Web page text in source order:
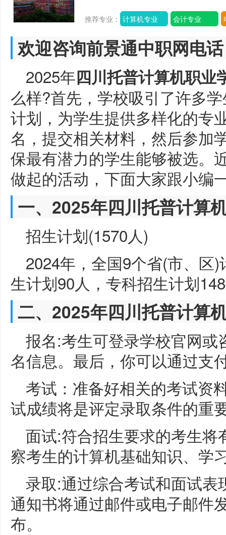
推荐专业： 计算机专业 会计专业
欢迎咨询前景通中职网电
2025年四川托普计算机职业
么样?首先，学校吸引了许多
计划，为学生提供多样化的专
名，提交相关材料，然后参加
保最有潜力的学生能够被选。
做起的活动，下面大家跟小编
一、2025年四川托普计算
招生计划(1570人)
2024年，全国9个省(市、区
生计划90人，专科招生计划
二、2025年四川托普计算
报名:考生可登录学校官网
名信息。最后，你可以通过支
考试：准备好相关的考试资
试成绩将是评定录取条件的重
面试:符合招生要求的考生
察考生的计算机基础知识、学
录取:通过综合考试和面试
通知书将通过邮件或电子邮件
布。